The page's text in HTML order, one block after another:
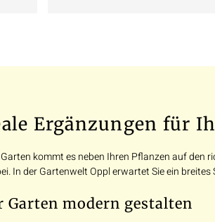
Ergänzungen für
kommt es neben Ihren Pflanzen auf
In der Gartenwelt Oppl erwartet Sie ein
modern gestalten